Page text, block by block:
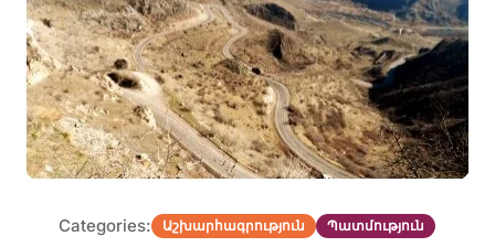
Categories: Աշխարհագրություն Պատմություն